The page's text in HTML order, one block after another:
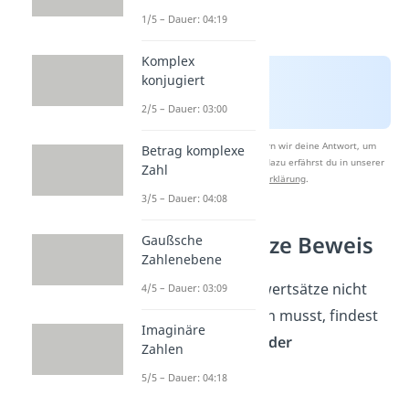
Nach Beantwortung speichern wir deine Antwort, um
Studyflix zu verbessern. Mehr dazu erfährst du in unserer
Datenschutzerklärung.
Grenzwertsätze Beweis
Damit du die Grenzwertsätze nicht
einfach blind glauben musst, findest
du hier alle
Beweise der
Grenzwertsätze
1/5 – Dauer: 04:19
Komplex
konjugiert
2/5 – Dauer: 03:00
Betrag komplexe
Zahl
3/5 – Dauer: 04:08
Gaußsche
Zahlenebene
4/5 – Dauer: 03:09
Imaginäre
Zahlen
5/5 – Dauer: 04:18